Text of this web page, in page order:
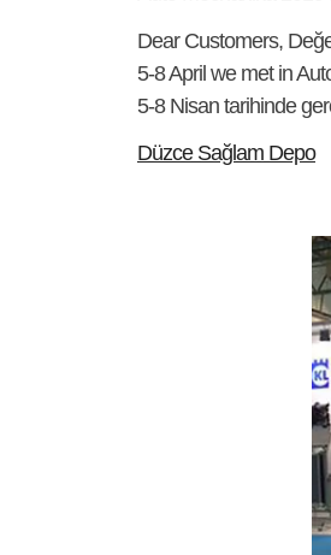
Dear Customers,
5-8 April we met in
5-8 Nisan tarihinde
Düzce Sağlam Depo